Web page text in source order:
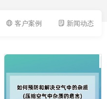
客户案例 新闻动态